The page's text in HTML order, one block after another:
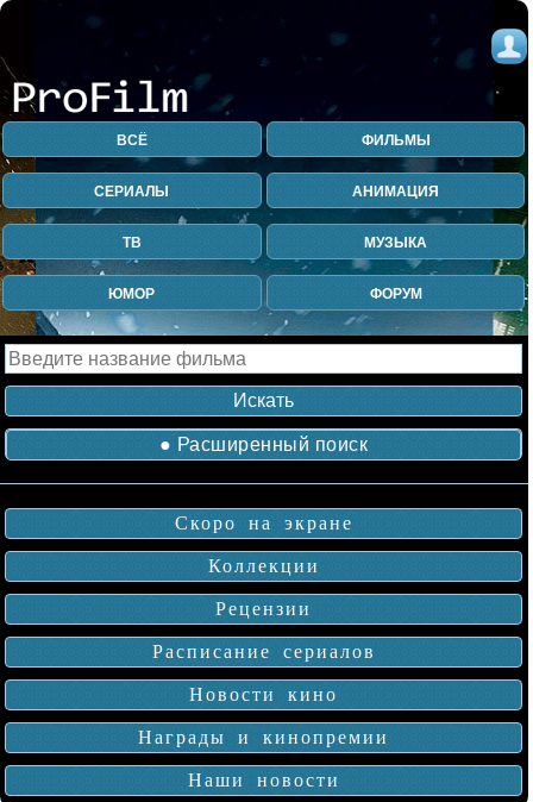
ВСЁ ФИЛЬМЫ
СЕРИАЛЫ АНИМАЦИЯ
ТВ МУЗЫКА
ЮМОР ФОРУМ
● Расширенный поиск
Скоро на экране
Коллекции
Рецензии
Расписание сериалов
Новости кино
Награды и кинопремии
Наши новости